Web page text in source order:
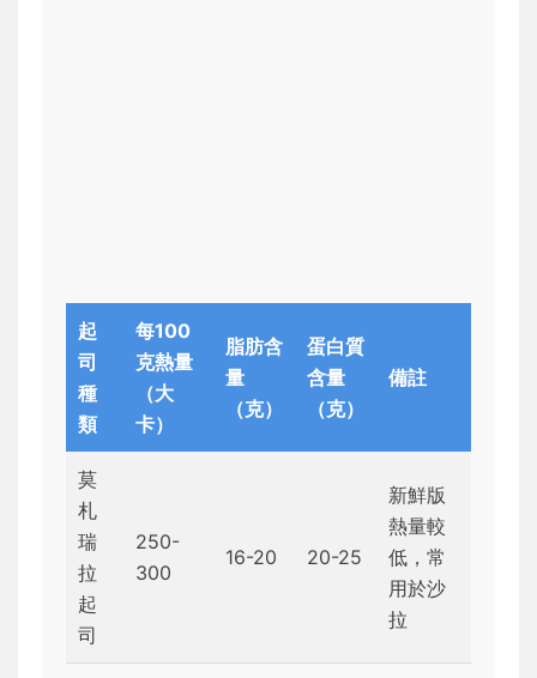
起
司
種
類
每100
克熱量
（大
卡）
脂肪含
量
（克）
蛋白質
含量
（克）
備註
莫
札
瑞
拉
起
司
250-
300
16-20 20-25
新鮮版
熱量較
低，常
用於沙
拉